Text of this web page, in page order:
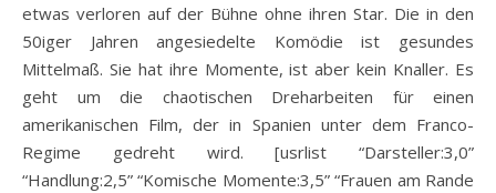
etwas verloren auf der Bühne ohne ihren Star. Die in den
50iger Jahren angesiedelte Komödie ist gesundes
Mittelmaß. Sie hat ihre Momente, ist aber kein Knaller. Es
geht um die chaotischen Dreharbeiten für einen
amerikanischen Film, der in Spanien unter dem Franco-
Regime gedreht wird. [usrlist “Darsteller:3,0”
“Handlung:2,5” “Komische Momente:3,5” “Frauen am Rande